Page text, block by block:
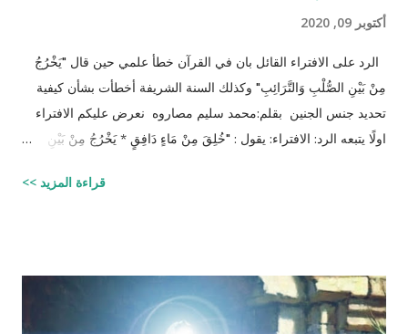
أكتوبر 09, 2020
الرد على الافتراء القائل بان في القرآن خطأ علمي حين قال "يَخْرُجُ
مِنْ بَيْنِ الصُّلْبِ وَالتَّرَائِبِ" وكذلك السنة الشريفة أخطأت بشأن كيفية
تحديد جنس الجنين بقلم:محمد سليم مصاروه نعرض عليكم الافتراء
اولًا يتبعه الرد: الافتراء: يقول : "خُلِقَ مِنْ مَاءٍ دَافِقٍ * يَخْرُجُ مِنْ بَيْنِ
المنطقة الصدرية عندها ( الترائب ) , و لا يتكون مني الرجل من منطقته
الصدريّة أيضاً ( الصلب ) هو يتكون في الخصيتين خارج البطن بعيداً عن
قراءة المزيد >>